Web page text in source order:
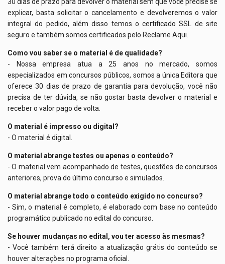
explicar, basta solicitar o cancelamento e devolveremos o valor
integral do pedido, além disso temos o certificado SSL de site
seguro e também somos certificados pelo Reclame Aqui.
Como vou saber se o material é de qualidade?
- Nossa empresa atua a 25 anos no mercado, somos
especializados em concursos públicos, somos a única Editora que
oferece 30 dias de prazo de garantia para devolução, você não
precisa de ter dúvida, se não gostar basta devolver o material e
receber o valor pago de volta.
O material é impresso ou digital?
- O material é digital.
O material abrange testes ou apenas o conteúdo?
- O material vem acompanhado de testes, questões de concursos
anteriores, prova do último concurso e simulados.
O material abrange todo o conteúdo exigido no concurso?
- Sim, o material é completo, é elaborado com base no conteúdo
programático publicado no edital do concurso.
Se houver mudanças no edital, vou ter acesso às mesmas?
- Você também terá direito a atualização grátis do conteúdo se
houver alterações no programa oficial.